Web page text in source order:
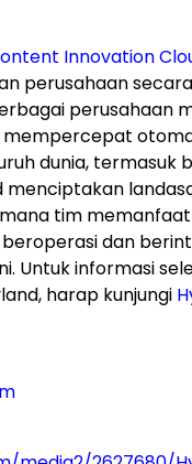
Innovation
perusahaan
perusahaan
dunia, termasuk
menciptakan
tim
dan
Untuk informasi
harap kunjungi